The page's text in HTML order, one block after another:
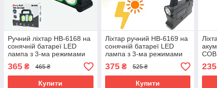
Ручний ліхтар HВ-6168 на
сонячній батареї LED
лампа з 3-ма режимами
освітлення із зарядкою від
USB
365 ₴ 465 ₴
Купити
Ліхтар ручний HВ-6169 на
сонячній батареї LED
лампа з 3-ма режимами
освітлення з USB
зарядкою
375₴ 525 ₴
Купити
235